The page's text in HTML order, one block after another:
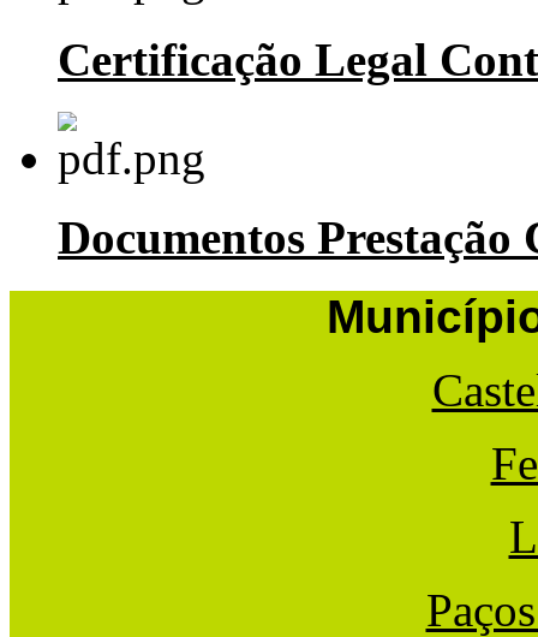
Certificação Legal
Documentos